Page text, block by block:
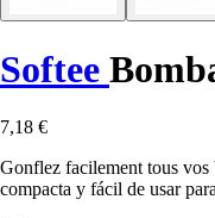
Softee
7,18 €
Gonflez facilement tous vos
compacta y fácil de usar